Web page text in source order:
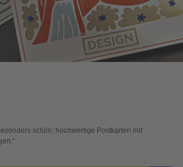
„Sichtbar und wirkungsvoll – mit plakativer
Blick überzeugen.“